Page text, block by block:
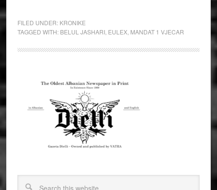
FILED UNDER: KRONIKE
TAGGED WITH: BELUL JASHARI, EULEX, MANDAT 1 VJECAR